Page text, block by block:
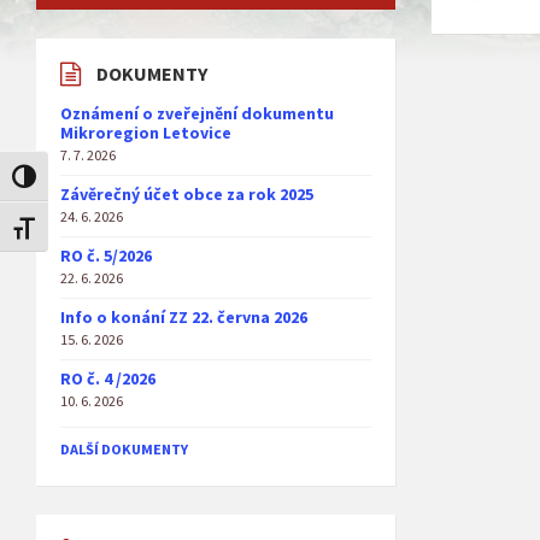
Toggle High Contrast
Toggle Font size
DOKUMENTY
Oznámení o zveřejnění dokumentu
Mikroregion Letovice
7. 7. 2026
Závěrečný účet obce za rok 2025
24. 6. 2026
RO č. 5/2026
22. 6. 2026
Info o konání ZZ 22. června 2026
15. 6. 2026
RO č. 4 /2026
10. 6. 2026
DALŠÍ DOKUMENTY